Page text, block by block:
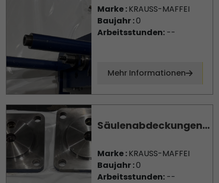
Marke :KRAUSS-MAFFEI
Baujahr :0
Arbeitsstunden:--
Mehr Informationen
Säulenabdeckungen...
Marke :KRAUSS-MAFFEI
Baujahr :0
Arbeitsstunden:--